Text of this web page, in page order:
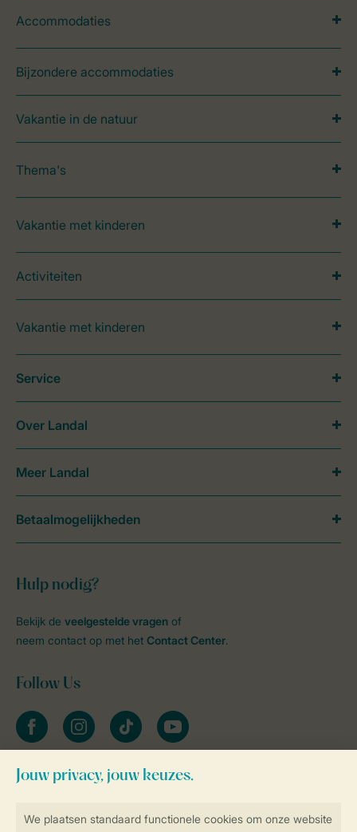
Accommodaties
Bijzondere accommodaties
Vakantie in de natuur
Thema's
Vakantie met kinderen
Activiteiten
Vakantie met kinderen
Hulp nodig?
Bekijk de veelgestelde vragen of
neem contact op met het Contact Center.
Follow Us
facebookinstagramtiktok youtube
Blijf op de hoogte
Service
Over Landal
Meer Landal
Betaalmogelijkheden